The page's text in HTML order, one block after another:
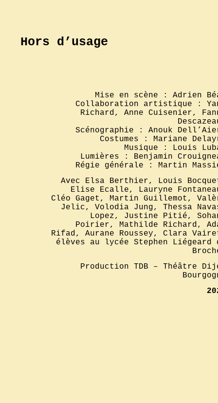
Hors d’usage
Mise en scène : Adrien
Collaboration artistique :
Richard, Anne Cuisenier,
Scénographie : Anouk
Costumes : Mariane
Musique : Louis
Lumières : Benjamin
Régie générale : Martin
Avec Elsa Berthier, Louis
Elise Ecalle, Lauryne
Cléo Gaget, Martin Guillemot,
Jelic, Volodia Jung, Thessa
Lopez, Justine Pitié,
Poirier, Mathilde Richard,
Rifad, Aurane Roussey, Clara
élèves au lycée Stephen Liégeard
Production TDB – Théâtre